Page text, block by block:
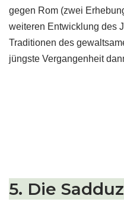
gegen Rom (zwei
weiteren Entwicklung des
Traditionen des
jüngste Vergangenheit
5. Die